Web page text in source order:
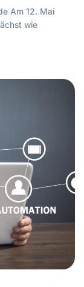
Am 12. Mai
wie